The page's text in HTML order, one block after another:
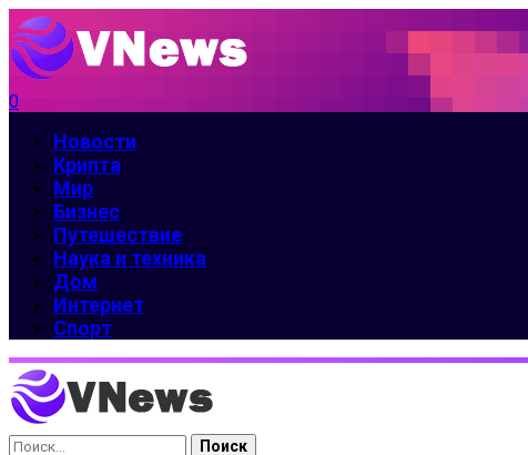
0
Новости
Крипта
Мир
Бизнес
Путешествие
Наука и техника
Дом
Интернет
Спорт
Найти: